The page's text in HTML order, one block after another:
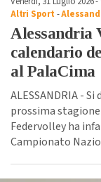
Altri Sport -
Alessandria
calendario
al PalaCima
ALESSANDRIA -
prossima
Federvolley ha
Campionato